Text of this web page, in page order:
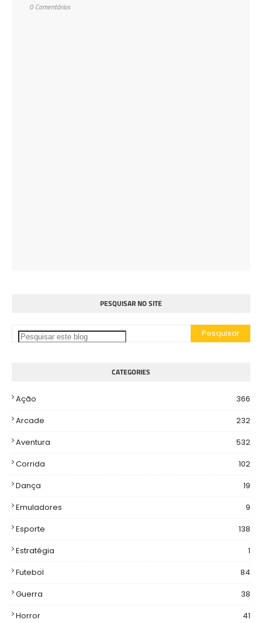
0 Comentários
PESQUISAR NO SITE
CATEGORIES
Ação
366
Arcade
232
Aventura
532
Corrida
102
Dança
19
Emuladores
9
Esporte
138
Estratégia
1
Futebol
84
Guerra
38
Horror
41